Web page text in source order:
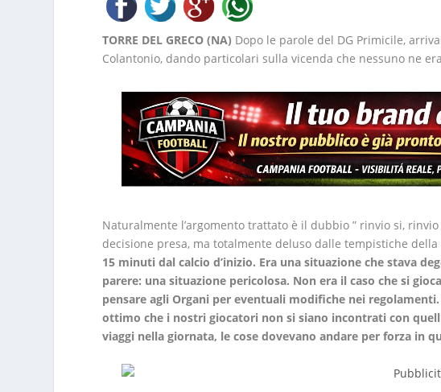
TORRE DEL GRECO (NA) Dopo le parole del DG Primicile,
Colantonio, dando particolari sulla vicenda che nessuno ne
Naturalmente l’argomento trattato è il dubbio ” rinvio si,
decisione presa, ma totalmente deluso dalle tempistiche
15 minuti dal calcio d’inizio. Era una situazione che stava
parere: una situazione pericolosa. Non era il caso che si
pensare agli Organi per eventuali modifiche nei
ottimo che i nostri giocatori non si siano incontrati con
viaggi nella giornata, le cose dovevano andare per forza in